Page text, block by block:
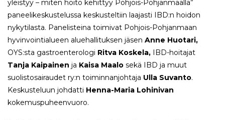
yleistyy – miten hoito kehittyy Pohjois-Pohjanmaalla”
paneelikeskustelussa keskusteltiin laajasti IBD:n hoidon
nykytilasta. Panelisteina toimivat Pohjois-Pohjanmaan
hyvinvointialueen aluehallituksen jäsen Anne Huotari,
OYS:sta gastroenterologi Ritva Koskela, IBD-hoitajat
Tanja Kaipainen ja Kaisa Maalo sekä IBD ja muut
suolistosairaudet ry:n toiminnanjohtaja Ulla Suvanto.
Keskusteluun johdatti Henna-Maria Lohinivan
kokemuspuheenvuoro.